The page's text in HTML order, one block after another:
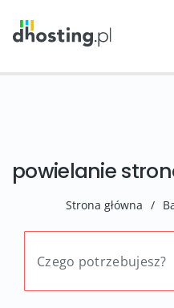
powielanie
Strona główna /